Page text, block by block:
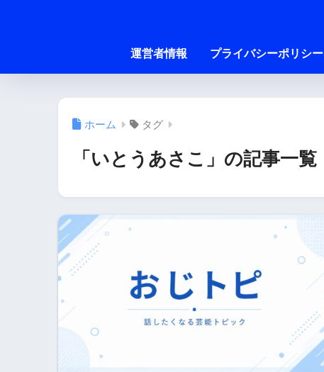
運営者情報 プライバシーポリシー
ホーム タグ
「いとうあさこ」の記事一覧